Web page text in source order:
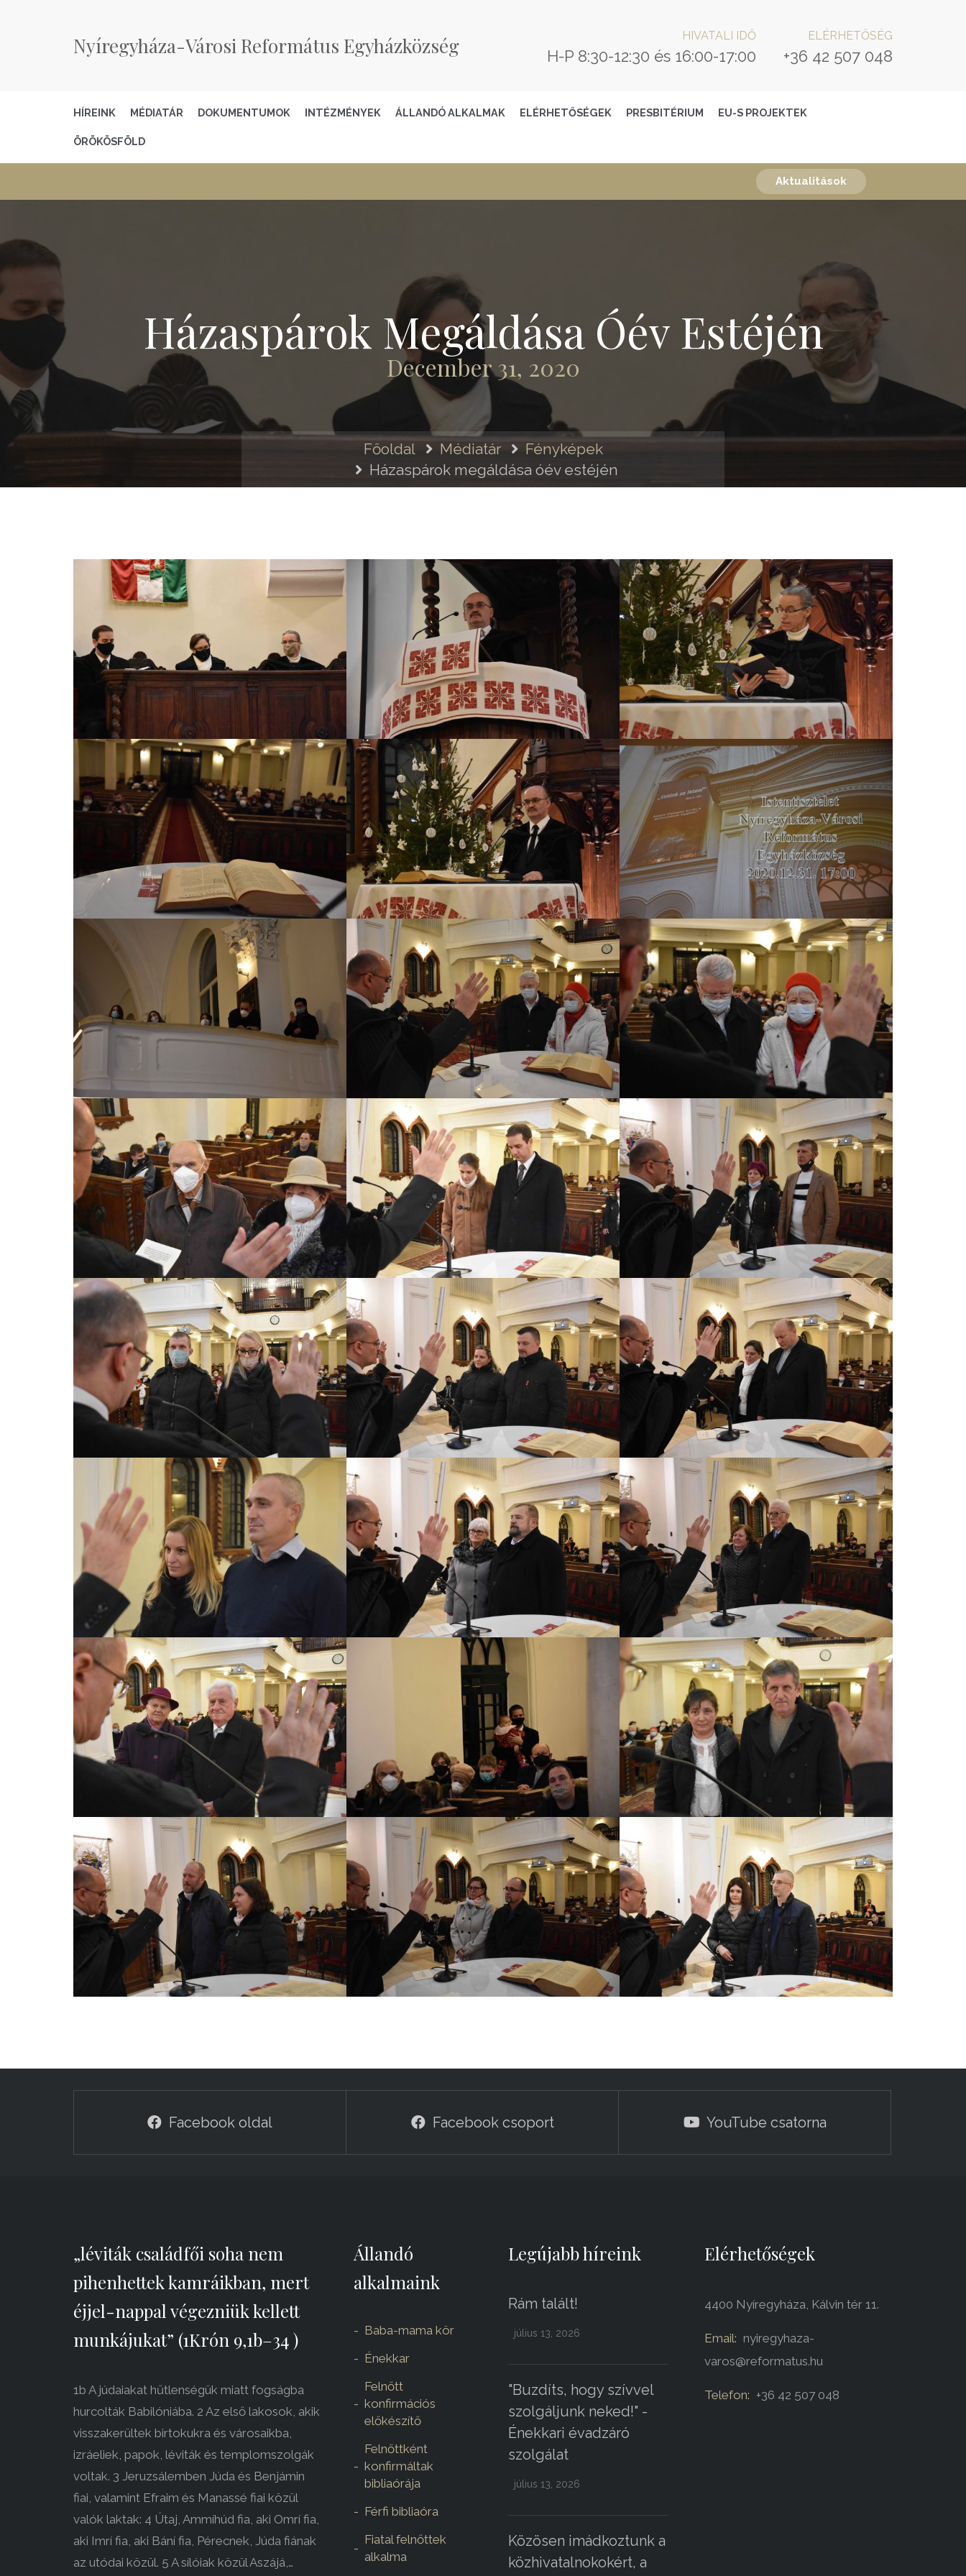
Nyíregyháza-Városi Református Egyházközség HIVATALI IDŐ
H-P 8:30-12:30 és 16:00-17:00
ELÉRHETŐSÉG
+36 42 507 048
HÍREINK MÉDIATÁR DOKUMENTUMOK INTÉZMÉNYEK ÁLLANDÓ ALKALMAK ELÉRHETŐSÉGEK PRESBITÉRIUM EU-S PROJEKTEK
ÖRÖKÖSFÖLD
Aktualitások
Házaspárok Megáldása Óév Estéjén
December 31, 2020
Főoldal Médiatár
Fényképek
Házaspárok megáldása óév estéjén
Facebook oldal Facebook csoport YouTube csatorna
„léviták családfői soha nem
pihenhettek kamráikban, mert
éjjel-nappal végezniük kellett
munkájukat” (1Krón 9,1b–34 )
1b A júdaiakat hűtlenségük miatt fogságba
hurcolták Babilóniába. 2 Az első lakosok, akik
visszakerültek birtokukra és városaikba,
izráeliek, papok, léviták és templomszolgák
voltak. 3 Jeruzsálemben Júda és Benjámin
fiai, valamint Efraim és Manassé fiai közül
valók laktak: 4 Útaj, Ammíhúd fia, aki Omrí fia,
aki Imrí fia, aki Bání fia, Pérecnek, Júda fiának
az utódai közül. 5 A sílóiak közül Aszájá,…
Állandó
alkalmaink
Baba-mama kör
Énekkar
Felnőtt
konfirmációs
előkészítő
Felnőttként
konfirmáltak
bibliaórája
Férfi bibliaóra
Fiatal felnőttek
alkalma
Legújabb híreink
Rám talált!
július 13, 2026
"Buzdíts, hogy szívvel
szolgáljunk neked!" -
Énekkari évadzáró
szolgálat
július 13, 2026
Közösen imádkoztunk a
közhivatalnokokért, a
Elérhetőségek
4400 Nyíregyháza, Kálvin tér 11.
Email: nyiregyhaza-
varos@reformatus.hu
Telefon: +36 42 507 048